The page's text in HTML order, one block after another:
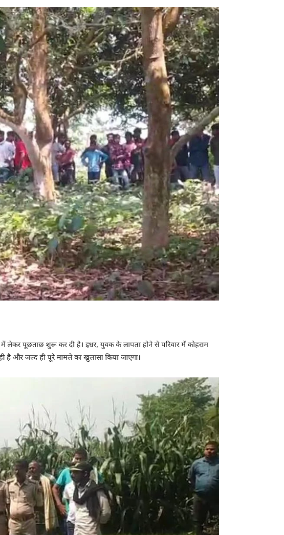
लेकर पूछताछ शुरू कर दी है। इधर, युवक के लापता होने से परिवार में कोहराम
और जल्द ही पूरे मामले का खुलासा किया जाएगा।